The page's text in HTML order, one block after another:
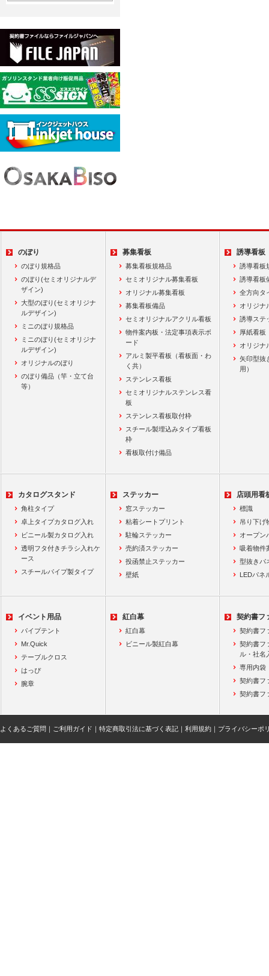
のぼり
のぼり規格品
のぼり(セミオリジナルデ
ザイン)
大型のぼり(セミオリジナ
ルデザイン)
ミニのぼり規格品
ミニのぼり(セミオリジナ
ルデザイン)
オリジナルのぼり
のぼり備品（竿・立て台
等）
募集看板
募集看板規格品
セミオリジナル募集看板
オリジナル募集看板
募集看板備品
セミオリジナルアクリル看板
物件案内板・法定事項表示ボ
ード
アルミ製平看板（看板面・わ
く共）
ステンレス看板
セミオリジナルステンレス看
板
ステンレス看板取付枠
スチール製埋込みタイプ看板
枠
看板取付け備品
誘導看板
誘導看板
誘導看板
全方向タ
オリジナ
誘導ステ
厚紙看板
オリジナ
矢印型抜
用）
カタログスタンド
角柱タイプ
卓上タイプカタログ入れ
ビニール製カタログ入れ
透明フタ付きチラシ入れケ
ース
スチールパイプ製タイプ
ステッカー
窓ステッカー
粘着シートプリント
駐輪ステッカー
売約済ステッカー
投函禁止ステッカー
壁紙
店頭用看
標識
吊り下げ
オープン
吸着物件
型抜きパ
LEDパネ
イベント用品
パイプテント
Mr.Quick
テーブルクロス
はっぴ
腕章
紅白幕
紅白幕
ビニール製紅白幕
契約書フ
契約書フ
契約書フ
ル・社名
専用内袋
契約書フ
契約書フ
よくあるご質問 ご利用ガイド 特定商取引法に基づく表記 利用規約 プライバシーポ